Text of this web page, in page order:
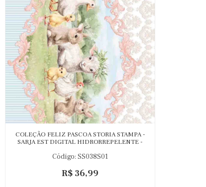
COLEÇÃO FELIZ PASCOA STORIA STAMPA -
SARJA EST DIGITAL HIDRORREPELENTE -
Código: SS038S01
R$ 36,99